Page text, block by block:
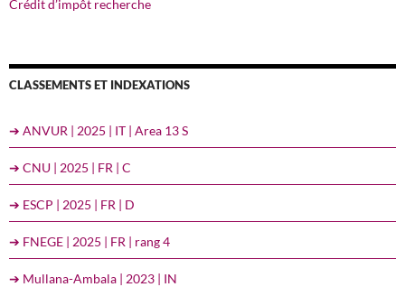
Crédit d’impôt recherche
CLASSEMENTS ET INDEXATIONS
➔ ANVUR | 2025 | IT | Area 13 S
➔ CNU | 2025 | FR | C
➔ ESCP | 2025 | FR | D
➔ FNEGE | 2025 | FR | rang 4
➔ Mullana-Ambala | 2023 | IN